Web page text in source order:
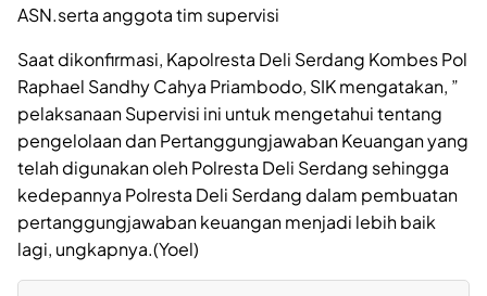
ASN.serta anggota tim supervisi
Saat dikonfirmasi, Kapolresta Deli Serdang Kombes Pol
Raphael Sandhy Cahya Priambodo, SIK mengatakan, ”
pelaksanaan Supervisi ini untuk mengetahui tentang
pengelolaan dan Pertanggungjawaban Keuangan yang
telah digunakan oleh Polresta Deli Serdang sehingga
kedepannya Polresta Deli Serdang dalam pembuatan
pertanggungjawaban keuangan menjadi lebih baik
lagi, ungkapnya.(Yoel)